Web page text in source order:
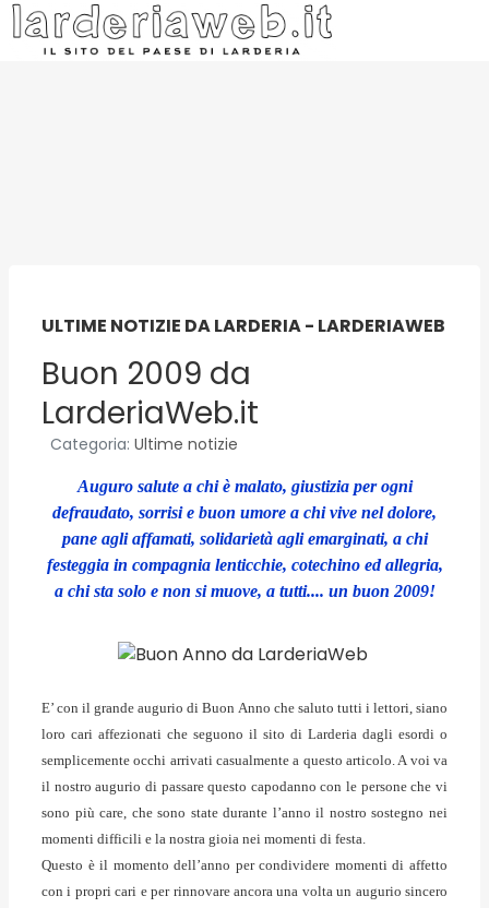
ULTIME NOTIZIE DA LARDERIA - LARDERIAWEB
Buon 2009 da
LarderiaWeb.it
Categoria: Ultime notizie
Auguro salute a chi è malato, giustizia per ogni
defraudato, sorrisi e buon umore a chi vive nel dolore,
pane agli affamati, solidarietà agli emarginati, a chi
festeggia in compagnia lenticchie, cotechino ed allegria,
a chi sta solo e non si muove, a tutti.... un buon 2009!
E’ con il grande augurio di Buon Anno che saluto tutti i lettori, siano
loro cari affezionati che seguono il sito di Larderia dagli esordi o
semplicemente occhi arrivati casualmente a questo articolo. A voi va
il nostro augurio di passare questo capodanno con le persone che vi
sono più care, che sono state durante l’anno il nostro sostegno nei
momenti difficili e la nostra gioia nei momenti di festa.
Questo è il momento dell’anno per condividere momenti di affetto
con i propri cari e per rinnovare ancora una volta un augurio sincero